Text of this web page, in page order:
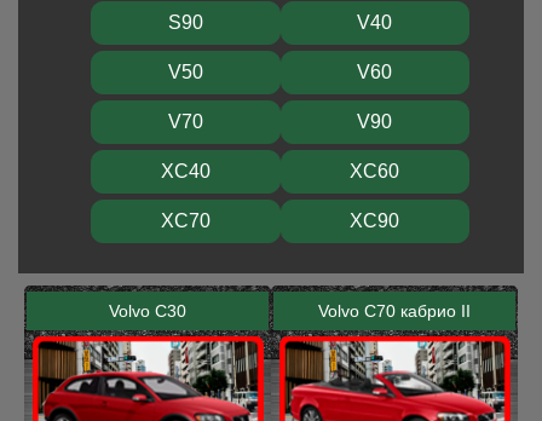
S90 V40
V50 V60
V70 V90
XC40 XC60
XC70 XC90
Volvo C30 Volvo C70 кабрио II